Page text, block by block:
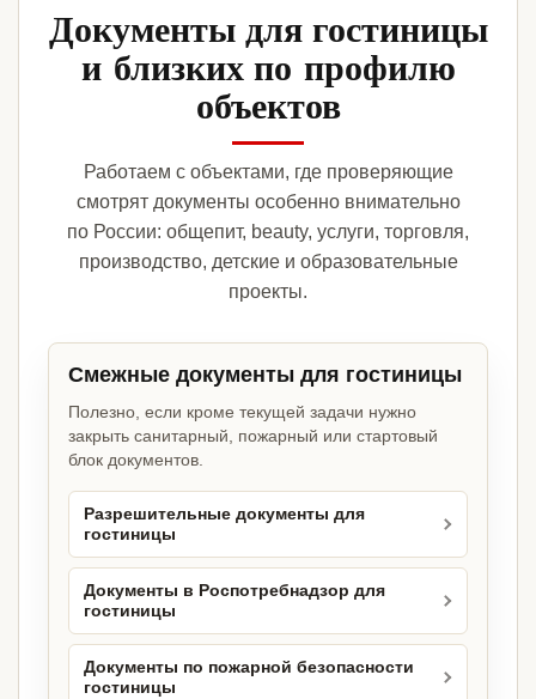
Документы для гостиницы
и близких по профилю
объектов
Работаем с объектами, где проверяющие
смотрят документы особенно внимательно
по России: общепит, beauty, услуги, торговля,
производство, детские и образовательные
проекты.
Смежные документы для гостиницы
Полезно, если кроме текущей задачи нужно
закрыть санитарный, пожарный или стартовый
блок документов.
Разрешительные документы для
гостиницы
Документы в Роспотребнадзор для
гостиницы
Документы по пожарной безопасности
гостиницы